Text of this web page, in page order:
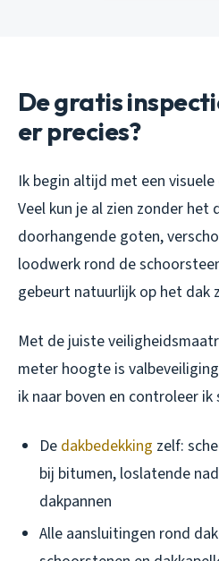
De gratis
er precies?
Ik begin altijd met een
Veel kun je al zien zonder het
doorhangende goten,
loodwerk rond de
gebeurt natuurlijk op het dak
Met de juiste
meter hoogte is
ik naar boven en controleer
De dakbedekking zelf:
bij bitumen, loslatende
dakpannen
Alle aansluitingen rond